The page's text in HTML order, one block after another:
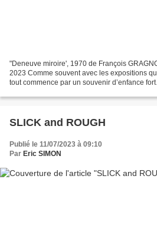
"Deneuve miroire', 1970 de François GRAGNON Du 21 juin au 1er
2023 Comme souvent avec les expositions
tout commence par un souvenir d’enfance
SLICK and ROUGH
Publié le 11/07/2023 à 09:10
Par Eric SIMON